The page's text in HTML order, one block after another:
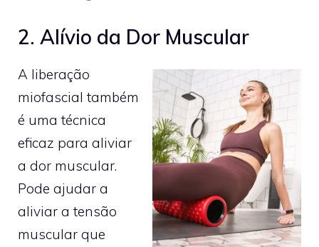
2. Alívio da Dor Muscular
A liberação
miofascial também
é uma técnica
eficaz para aliviar
a dor muscular.
Pode ajudar a
aliviar a tensão
muscular que